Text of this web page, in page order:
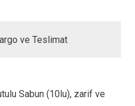
ve Teslimat
Sabun (10lu), zarif ve